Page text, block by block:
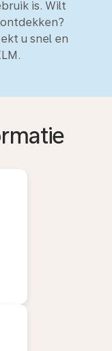
is. Wilt
u snel en